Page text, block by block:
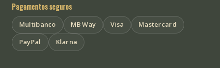
Pagamentos seguros
Multibanco MB Way Visa
Mastercard
PayPal
Klarna